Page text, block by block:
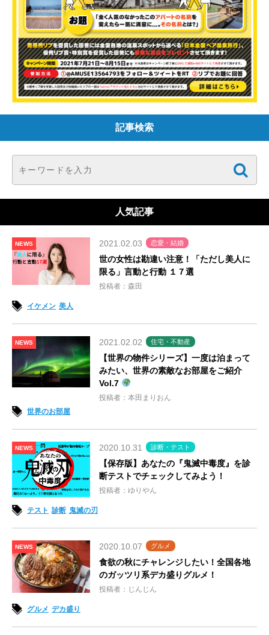
記事検索
人気記事
NEWS 2021.02.03 恋愛・結婚
世の女性は勘違い注意！「ただし美人に
限る」言動と行動 １７選
投稿者：森田
イケメン 美人
NEWS 2021.02.02 住宅・不動産
【世界の物件シリーズ】一度は泊まって
みたい、世界の素敵なお部屋をご紹介
Vol.7
投稿者：本田まりおん
世界のお部屋
NEWS 2020.10.31 診断・テスト
【保存版】あなたの『鬼滅中毒度』を診
断テストでチェックしてみよう！
投稿者：ゆりやん
テスト 診断 鬼滅の刃
NEWS 2020.10.07 グルメ
食欲の秋にチャレンジしたい！全国各地
のガッツリ系デカ盛りグルメ！
投稿者：じんじん
グルメ デカ盛り